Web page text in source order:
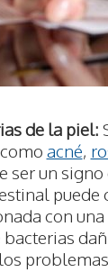
de la piel:
acné,
ser un
puede
con